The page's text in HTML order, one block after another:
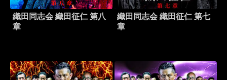
織田同志会 織田征仁 第八
章
織田同志会 織田征仁 第七
章